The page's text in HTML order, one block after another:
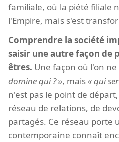
familiale, où la piété filiale
l'Empire, mais s'est
Comprendre la société
saisir une autre façon de
êtres. Une façon où l'on
domine qui ? , mais qui
n'est pas le point de
réseau de relations, de
partagés. Ce réseau porte
contemporaine connaît